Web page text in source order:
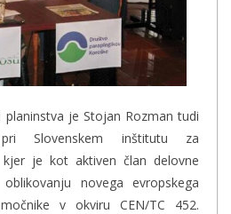
je Stojan Rozman tudi
Slovenskem inštitutu za
kjer je kot aktiven član delovne
novega evropskega
v okviru CEN/TC 452.